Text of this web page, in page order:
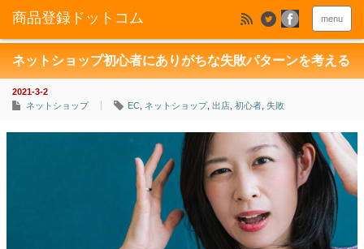
menu
ネットショップ初心者にありがちな失敗パターンを考える
2021-3-2
ネットショップ
EC ネットショップ, 出店 初心者 失敗